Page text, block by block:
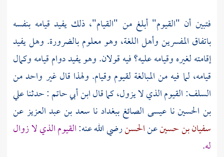
فتبين أن "القيوم" أبلغ من "القيام"، ذلك يفيد قيامه بنفسه
باتفاق المفسرين وأهل اللغة، وهو معلوم بالضرورة. وهل يفيد
إقامته لغيره وقيامه عليه؟ فيه قولان. وهو يفيد دوام قيامه وكمال
قيامه، لما فيه من المبالغة لقيوم وقيام. ولهذا قال غير واحد من
السلف: القيوم الذي لا يزول، كما قالابن أبي حاتم: حدثناعلي
بن الحسينناعيسى الصائغببغدادنا سعد بن عبد العزيزعن
سفيان بن حسينعنالحسنرضي الله عنه:القيوم الذي لا زوال
له.